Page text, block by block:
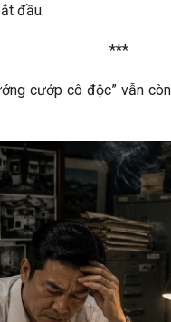
đầu.
***
cướp cô độc” vẫn